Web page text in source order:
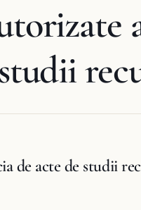
de acte de studii